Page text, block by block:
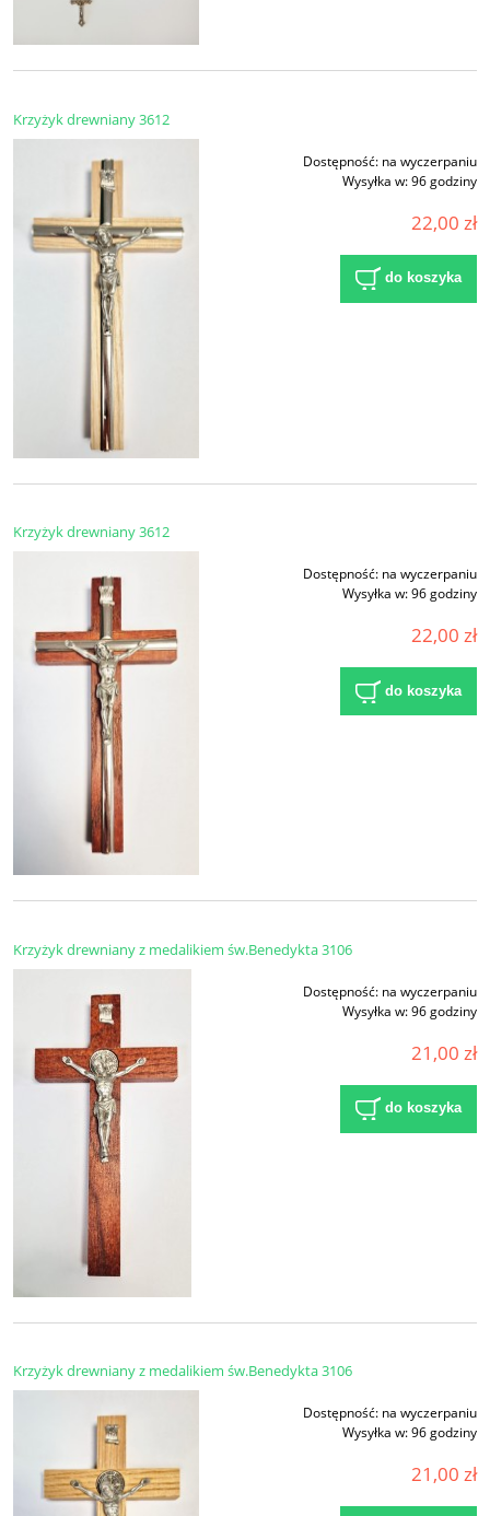
Krzyżyk drewniany 3612
Dostępność: na wyczerpaniu
Wysyłka w:96 godziny
22,00 zł
do koszyka
Krzyżyk drewniany 3612
Dostępność: na wyczerpaniu
Wysyłka w:96 godziny
22,00 zł
do koszyka
Krzyżyk drewniany z medalikiem św.Benedykta 3106
Dostępność: na wyczerpaniu
Wysyłka w:96 godziny
21,00 zł
do koszyka
Krzyżyk drewniany z medalikiem św.Benedykta 3106
Dostępność: na wyczerpaniu
Wysyłka w:96 godziny
21,00 zł